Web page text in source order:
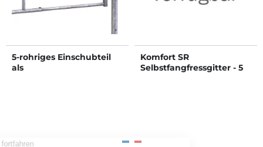
5-rohriges Einschubteil
als
Komfort SR
Selbstfangfressgitter - 5